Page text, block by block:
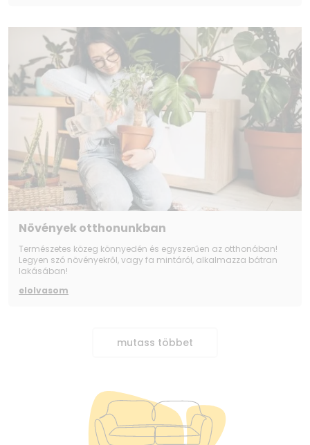
Növények otthonunkban
Természetes közeg könnyedén és egyszerűen az otthonában!
Legyen szó növényekről, vagy fa mintáról, alkalmazza bátran
lakásában!
elolvasom
mutass többet